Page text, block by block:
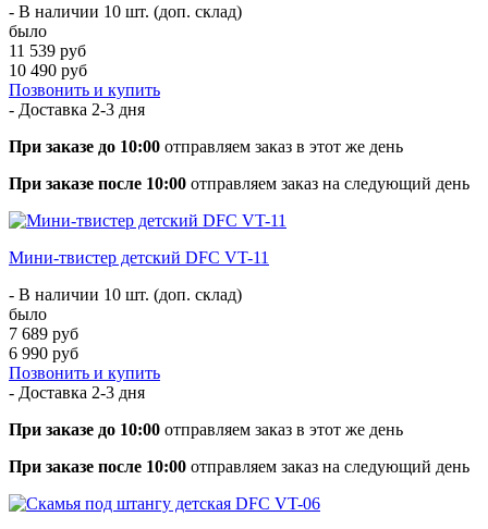
- В наличии 10 шт. (доп. склад)
было
11 539 руб
10 490 руб
Позвонить и купить
- Доставка 2-3 дня
При заказе до 10:00 отправляем заказ в этот же день
При заказе после 10:00 отправляем заказ на следующий день
Мини-твистер детский DFC VT-11
- В наличии 10 шт. (доп. склад)
было
7 689 руб
6 990 руб
Позвонить и купить
- Доставка 2-3 дня
При заказе до 10:00 отправляем заказ в этот же день
При заказе после 10:00 отправляем заказ на следующий день